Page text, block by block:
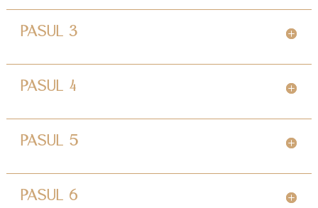
PASUL 3
PASUL 4
PASUL 5
PASUL 6